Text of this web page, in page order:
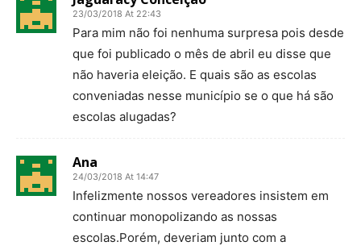
23/03/2018 At 22:43
Para mim não foi nenhuma surpresa pois desde
que foi publicado o mês de abril eu disse que
não haveria eleição. E quais são as escolas
conveniadas nesse município se o que há são
escolas alugadas?
Ana
24/03/2018 At 14:47
Infelizmente nossos vereadores insistem em
continuar monopolizando as nossas
escolas.Porém, deveriam junto com a